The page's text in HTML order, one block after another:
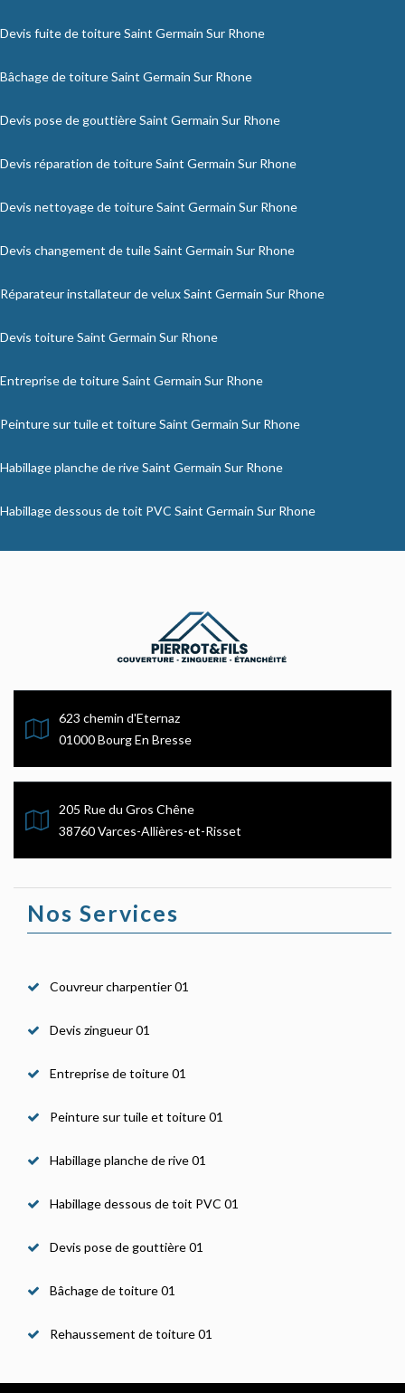
Devis fuite de toiture Saint Germain Sur Rhone
Bâchage de toiture Saint Germain Sur Rhone
Devis pose de gouttière Saint Germain Sur Rhone
Devis réparation de toiture Saint Germain Sur Rhone
Devis nettoyage de toiture Saint Germain Sur Rhone
Devis changement de tuile Saint Germain Sur Rhone
Réparateur installateur de velux Saint Germain Sur Rhone
Devis toiture Saint Germain Sur Rhone
Entreprise de toiture Saint Germain Sur Rhone
Peinture sur tuile et toiture Saint Germain Sur Rhone
Habillage planche de rive Saint Germain Sur Rhone
Habillage dessous de toit PVC Saint Germain Sur Rhone
623 chemin d'Eternaz
01000 Bourg En Bresse
205 Rue du Gros Chêne
38760 Varces-Allières-et-Risset
Nos Services
Couvreur charpentier 01
Devis zingueur 01
Entreprise de toiture 01
Peinture sur tuile et toiture 01
Habillage planche de rive 01
Habillage dessous de toit PVC 01
Devis pose de gouttière 01
Bâchage de toiture 01
Rehaussement de toiture 01